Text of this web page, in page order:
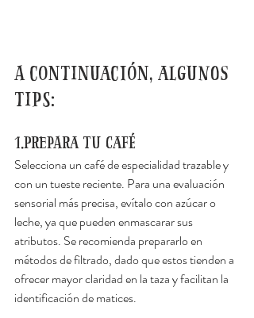
A continuación, algunos
tips:
1.Prepara tu café
Selecciona un café de especialidad trazable y
con un tueste reciente. Para una evaluación
sensorial más precisa, evítalo con azúcar o
leche, ya que pueden enmascarar sus
atributos. Se recomienda prepararlo en
métodos de filtrado, dado que estos tienden a
ofrecer mayor claridad en la taza y facilitan la
identificación de matices.